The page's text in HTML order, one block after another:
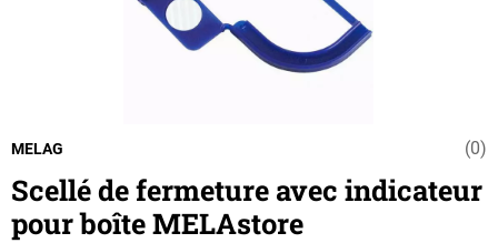
Note (0)
MELAG
Scellé de fermeture avec indicateur
pour boîte MELAstore